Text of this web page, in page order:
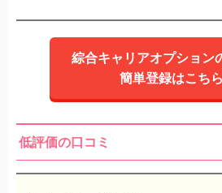
綜合キャリアオプション
簡単登録はこちら
低評価の口コミ